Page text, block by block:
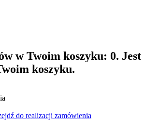
w Twoim koszyku: 0. Jest
koszyku.
do realizacji zamówienia